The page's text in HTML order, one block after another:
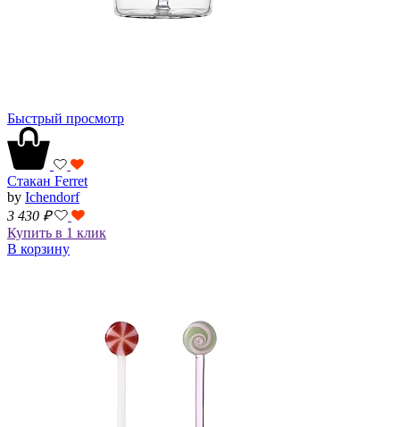
Быстрый просмотр
Стакан Ferret
by Ichendorf
3 430 ₽
Купить в 1 клик
В корзину